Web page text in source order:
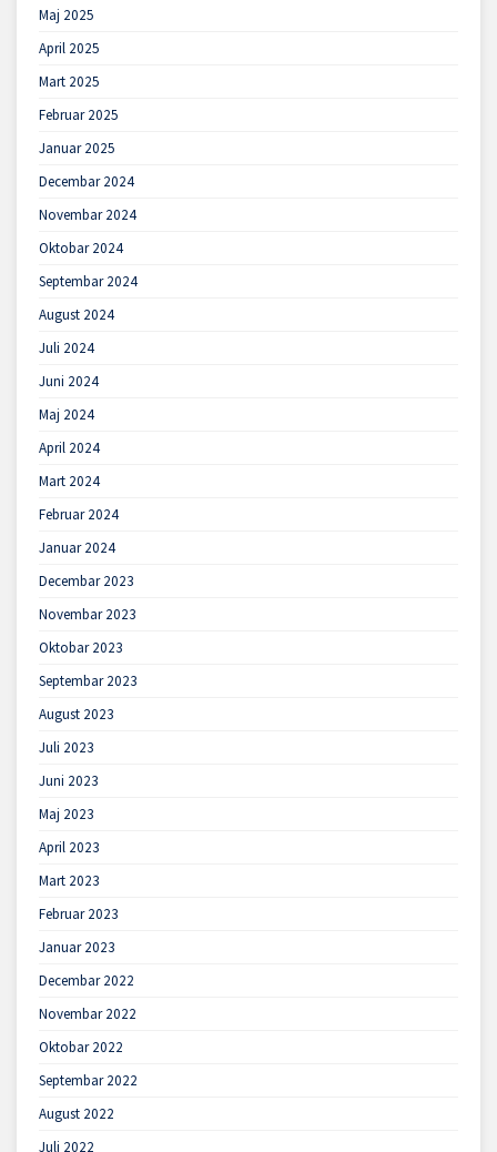
Maj 2025
April 2025
Mart 2025
Februar 2025
Januar 2025
Decembar 2024
Novembar 2024
Oktobar 2024
Septembar 2024
August 2024
Juli 2024
Juni 2024
Maj 2024
April 2024
Mart 2024
Februar 2024
Januar 2024
Decembar 2023
Novembar 2023
Oktobar 2023
Septembar 2023
August 2023
Juli 2023
Juni 2023
Maj 2023
April 2023
Mart 2023
Februar 2023
Januar 2023
Decembar 2022
Novembar 2022
Oktobar 2022
Septembar 2022
August 2022
Juli 2022